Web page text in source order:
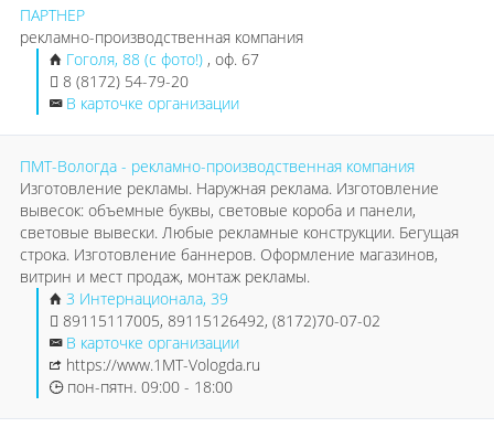
ПАРТНЕР
рекламно-производственная компания
Гоголя, 88 (с фото!) , оф. 67
8 (8172) 54-79-20
В карточке организации
ПМТ-Вологда - рекламно-производственная компания
Изготовление рекламы. Наружная реклама. Изготовление
вывесок: объемные буквы, световые короба и панели,
световые вывески. Любые рекламные конструкции. Бегущая
строка. Изготовление баннеров. Оформление магазинов,
витрин и мест продаж, монтаж рекламы.
3 Интернационала, 39
89115117005, 89115126492, (8172)70-07-02
В карточке организации
https://www.1MT-Vologda.ru
пон-пятн. 09:00 - 18:00